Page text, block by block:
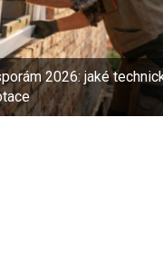
2026: jaké